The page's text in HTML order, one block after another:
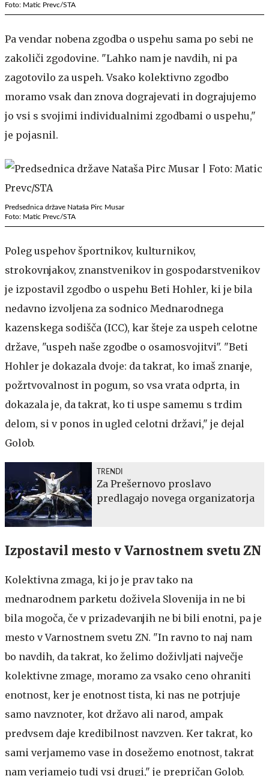
Foto: Matic Prevc/STA
Pa vendar nobena zgodba o uspehu sama po sebi ne
zakoliči zgodovine. "Lahko nam je navdih, ni pa
zagotovilo za uspeh. Vsako kolektivno zgodbo
moramo vsak dan znova dograjevati in dograjujemo
jo vsi s svojimi individualnimi zgodbami o uspehu,"
je pojasnil.
Predsednica države Nataša Pirc Musar
Foto: Matic Prevc/STA
Poleg uspehov športnikov, kulturnikov,
strokovnjakov, znanstvenikov in gospodarstvenikov
je izpostavil zgodbo o uspehu Beti Hohler, ki je bila
nedavno izvoljena za sodnico Mednarodnega
kazenskega sodišča (ICC), kar šteje za uspeh celotne
države, "uspeh naše zgodbe o osamosvojitvi". "Beti
Hohler je dokazala dvoje: da takrat, ko imaš znanje,
požrtvovalnost in pogum, so vsa vrata odprta, in
dokazala je, da takrat, ko ti uspe samemu s trdim
delom, si v ponos in ugled celotni državi," je dejal
Golob.
TRENDI
Za Prešernovo proslavo
predlagajo novega organizatorja
Izpostavil mesto v Varnostnem svetu ZN
Kolektivna zmaga, ki jo je prav tako na
mednarodnem parketu doživela Slovenija in ne bi
bila mogoča, če v prizadevanjih ne bi bili enotni, pa je
mesto v Varnostnem svetu ZN. "In ravno to naj nam
bo navdih, da takrat, ko želimo doživljati največje
kolektivne zmage, moramo za vsako ceno ohraniti
enotnost, ker je enotnost tista, ki nas ne potrjuje
samo navznoter, kot državo ali narod, ampak
predvsem daje kredibilnost navzven. Ker takrat, ko
sami verjamemo vase in dosežemo enotnost, takrat
nam verjamejo tudi vsi drugi," je prepričan Golob.